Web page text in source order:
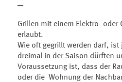
─
Grillen mit einem Elektro-
erlaubt.
Wie oft gegrillt werden darf,
dreimal in der Saison dürften
Voraussetzung ist, dass der
oder die Wohnung der